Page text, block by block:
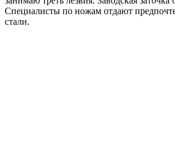
Специалисты по ножам отдают
стали.